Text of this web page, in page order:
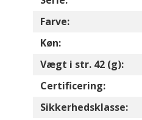
Farve:
Køn:
Vægt i str. 42 (g):
Certificering:
Sikkerhedsklasse: